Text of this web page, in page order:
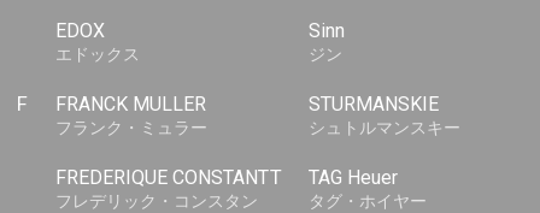
EDOX
エドックス
F FRANCK MULLER
フランク・ミュラー
FREDERIQUE CONSTANT
フレデリック・コンスタン
Sinn
ジン
STURMANSKIE
シュトルマンスキー
T TAG Heuer
タグ・ホイヤー